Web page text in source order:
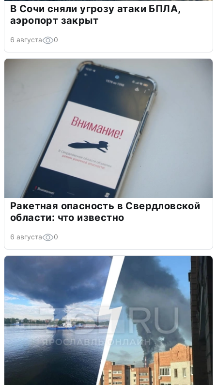
В Сочи сняли угрозу атаки БПЛА,
аэропорт закрыт
6 августа 0
Ракетная опасность в Свердловской
области: что известно
6 августа 0